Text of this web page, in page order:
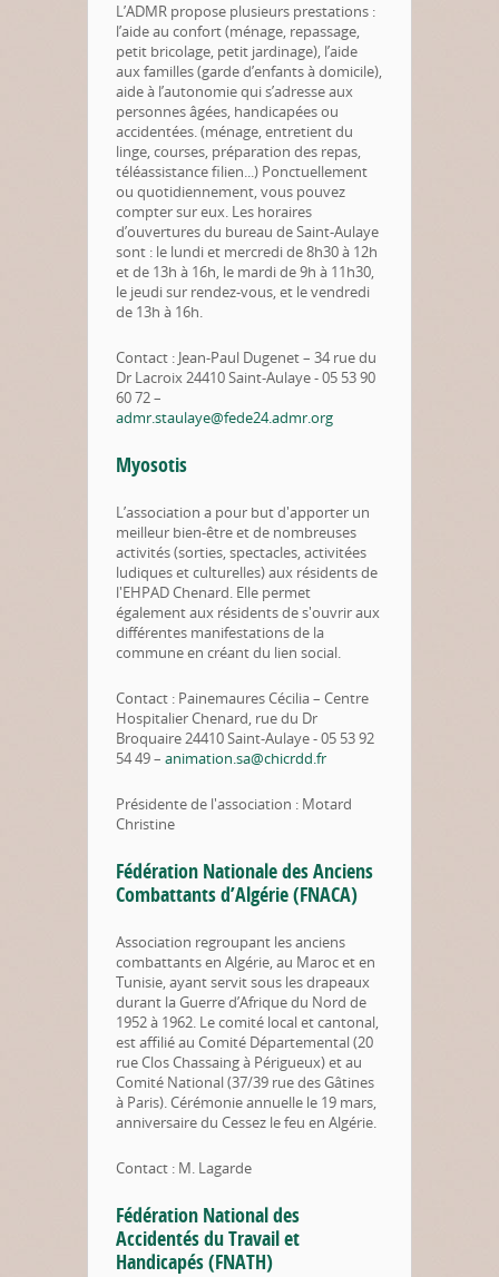
L’ADMR propose plusieurs prestations :
l’aide au confort (ménage, repassage,
petit bricolage, petit jardinage), l’aide
aux familles (garde d’enfants à domicile),
aide à l’autonomie qui s’adresse aux
personnes âgées, handicapées ou
accidentées. (ménage, entretient du
linge, courses, préparation des repas,
téléassistance filien...) Ponctuellement
ou quotidiennement, vous pouvez
compter sur eux. Les horaires
d’ouvertures du bureau de Saint-Aulaye
sont : le lundi et mercredi de 8h30 à 12h
et de 13h à 16h, le mardi de 9h à 11h30,
le jeudi sur rendez-vous, et le vendredi
de 13h à 16h.
Contact : Jean-Paul Dugenet – 34 rue du
Dr Lacroix 24410 Saint-Aulaye - 05 53 90
60 72 –
admr.staulaye@fede24.admr.org
Myosotis
L’association a pour but d'apporter un
meilleur bien-être et de nombreuses
activités (sorties, spectacles, activitées
ludiques et culturelles) aux résidents de
l'EHPAD Chenard. Elle permet
également aux résidents de s'ouvrir aux
différentes manifestations de la
commune en créant du lien social.
Contact : Painemaures Cécilia – Centre
Hospitalier Chenard, rue du Dr
Broquaire 24410 Saint-Aulaye - 05 53 92
54 49 – animation.sa@chicrdd.fr
Présidente de l'association : Motard
Christine
Fédération Nationale des Anciens
Combattants d’Algérie (FNACA)
Association regroupant les anciens
combattants en Algérie, au Maroc et en
Tunisie, ayant servit sous les drapeaux
durant la Guerre d’Afrique du Nord de
1952 à 1962. Le comité local et cantonal,
est affilié au Comité Départemental (20
rue Clos Chassaing à Périgueux) et au
Comité National (37/39 rue des Gâtines
à Paris). Cérémonie annuelle le 19 mars,
anniversaire du Cessez le feu en Algérie.
Contact : M. Lagarde
Fédération National des
Accidentés du Travail et
Handicapés (FNATH)